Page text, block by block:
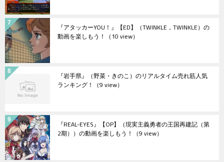
『アタッカーYOU！』【ED】（TWINKLE，TWINKLE）の
動画を楽しもう！ （10 view）
『岩手県』（野菜・きのこ）のリアルタイム売れ筋人気
ランキング！ （9 view）
『REAL-EYES』【OP】（現実主義勇者の王国再建記（第
2期））の動画を楽しもう！ （9 view）